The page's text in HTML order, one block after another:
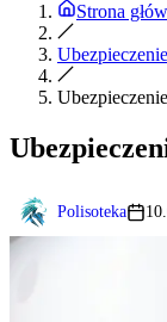
Strona
Polisoteka